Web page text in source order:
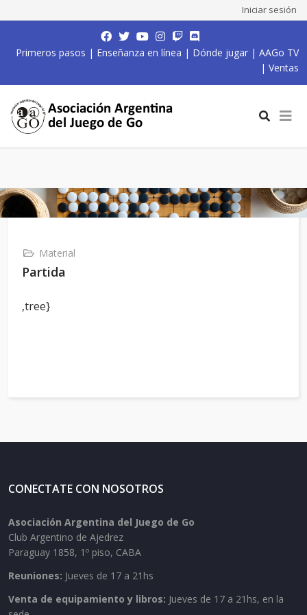
Iniciar sesión
Primeros pasos | Enseñanza en línea | Dónde jugar | AAGo TV
| Ventas
Material
Partida
,tree}
CONECTATE CON NOSOTROS
Asociación Argentina del Juego de Go
Club Argentino de Ajedrez
Paraguay 1858, 1º piso, CABA
Reuniones: Jueves de 17 a 21hs
Venta de equipamiento y libros: Jueves de 17 a 21hs, en la